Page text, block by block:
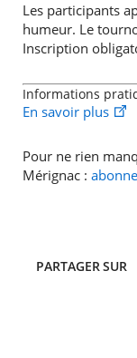
Les participants
humeur. Le
Inscription
Informations
En savoir plus
Pour ne rien
Mérignac :
PARTAGERSUR